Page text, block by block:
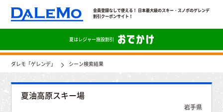
会員登録なしで使える！ 日本最大級のスキー・スノボのゲレンデ
割引クーポンサイト！
夏はレジャー施設割引
ダレモ「ゲレンデ」 シーン検索結果
夏油高原スキー場
岩手県